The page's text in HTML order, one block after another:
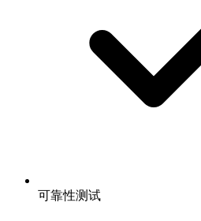
可靠性测试